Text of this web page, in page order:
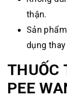
thận.
Sản
dụng
THUỐC
PEE